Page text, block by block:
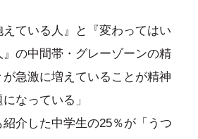
えている人』と『変わってはい
』の中間帯・グレーゾーンの精
急激に増えていることが精神
なっている」
介した中学生の25％が「うつ